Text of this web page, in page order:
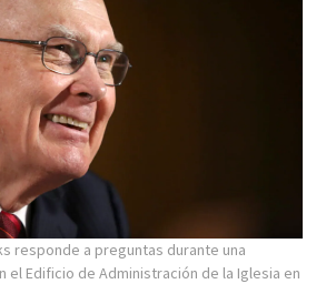
responde a preguntas durante una
el Edificio de Administración de la Iglesia en